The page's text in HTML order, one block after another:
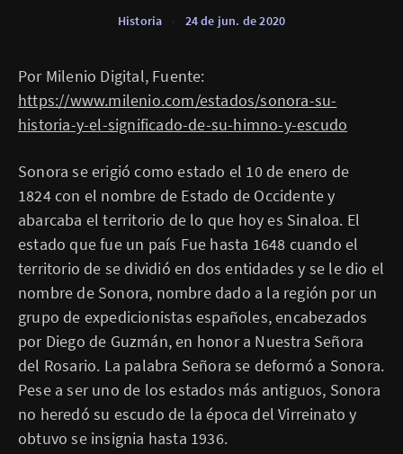
Historia 24 de jun. de 2020
Por Milenio Digital, Fuente:
https://www.milenio.com/estados/sonora-su-
historia-y-el-significado-de-su-himno-y-escudo
Sonora se erigió como estado el 10 de enero de
1824 con el nombre de Estado de Occidente y
abarcaba el territorio de lo que hoy es Sinaloa. El
estado que fue un país Fue hasta 1648 cuando el
territorio de se dividió en dos entidades y se le dio el
nombre de Sonora, nombre dado a la región por un
grupo de expedicionistas españoles, encabezados
por Diego de Guzmán, en honor a Nuestra Señora
del Rosario. La palabra Señora se deformó a Sonora.
Pese a ser uno de los estados más antiguos, Sonora
no heredó su escudo de la época del Virreinato y
obtuvo se insignia hasta 1936.